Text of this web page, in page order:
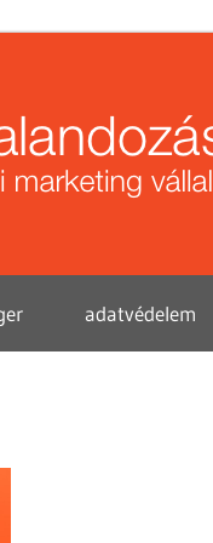
adatvédelem